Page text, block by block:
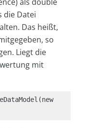
die Datei
Das heißt,
so
Liegt die
mit